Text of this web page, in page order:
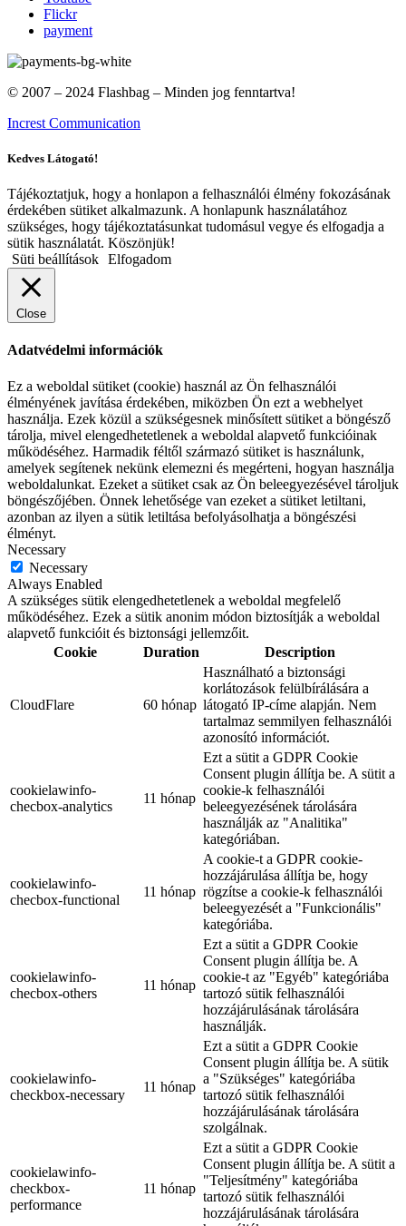
Flickr
payment
© 2007 – 2024 Flashbag – Minden jog fenntartva!
Increst Communication
Kedves Látogató!
Tájékoztatjuk, hogy a honlapon a felhasználói élmény fokozásának
érdekében sütiket alkalmazunk. A honlapunk használatához
szükséges, hogy tájékoztatásunkat tudomásul vegye és elfogadja a
sütik használatát. Köszönjük!
Süti beállítások Elfogadom
Close
Adatvédelmi információk
Ez a weboldal sütiket (cookie) használ az Ön felhasználói
élményének javítása érdekében, miközben Ön ezt a webhelyet
használja. Ezek közül a szükségesnek minősített sütiket a böngésző
tárolja, mivel elengedhetetlenek a weboldal alapvető funkcióinak
működéséhez. Harmadik féltől származó sütiket is használunk,
amelyek segítenek nekünk elemezni és megérteni, hogyan használja
weboldalunkat. Ezeket a sütiket csak az Ön beleegyezésével tároljuk
böngészőjében. Önnek lehetősége van ezeket a sütiket letiltani,
azonban az ilyen a sütik letiltása befolyásolhatja a böngészési
élményt.
Necessary
Necessary
Always Enabled
A szükséges sütik elengedhetetlenek a weboldal megfelelő
működéséhez. Ezek a sütik anonim módon biztosítják a weboldal
alapvető funkcióit és biztonsági jellemzőit.
Cookie
Duration Description
CloudFlare 60 hónap
Használható a biztonsági
korlátozások felülbírálására a
látogató IP-címe alapján. Nem
tartalmaz semmilyen felhasználói
azonosító információt.
cookielawinfo-
checbox-analytics
11 hónap
Ezt a sütit a GDPR Cookie
Consent plugin állítja be. A sütit a
cookie-k felhasználói
beleegyezésének tárolására
használják az "Analitika"
kategóriában.
cookielawinfo-
checbox-functional
11 hónap
A cookie-t a GDPR cookie-
hozzájárulása állítja be, hogy
rögzítse a cookie-k felhasználói
beleegyezését a "Funkcionális"
kategóriába.
cookielawinfo-
checbox-others
11 hónap
Ezt a sütit a GDPR Cookie
Consent plugin állítja be. A
cookie-t az "Egyéb" kategóriába
tartozó sütik felhasználói
hozzájárulásának tárolására
használják.
cookielawinfo-
checkbox-necessary
11 hónap
Ezt a sütit a GDPR Cookie
Consent plugin állítja be. A sütik
a "Szükséges" kategóriába
tartozó sütik felhasználói
hozzájárulásának tárolására
szolgálnak.
cookielawinfo-
checkbox-
performance
11 hónap
Ezt a sütit a GDPR Cookie
Consent plugin állítja be. A sütit a
"Teljesítmény" kategóriába
tartozó sütik felhasználói
hozzájárulásának tárolására